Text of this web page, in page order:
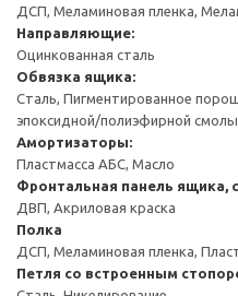
ДСП, Меламиновая пленка,
Направляющие:
Оцинкованная сталь
Обвязка ящика:
Сталь, Пигментированное
эпоксидной/полиэфирной смолы
Амортизаторы:
Пластмасса АБС, Масло
Фронтальная панель ящика,
ДВП, Акриловая краска
Полка
ДСП, Меламиновая пленка,
Петля со встроенным